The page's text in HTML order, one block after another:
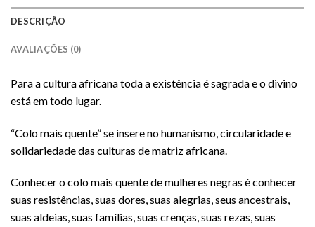
DESCRIÇÃO
AVALIAÇÕES (0)
Para a cultura africana toda a existência é sagrada e o divino
está em todo lugar.
“Colo mais quente” se insere no humanismo, circularidade e
solidariedade das culturas de matriz africana.
Conhecer o colo mais quente de mulheres negras é conhecer
suas resistências, suas dores, suas alegrias, seus ancestrais,
suas aldeias, suas famílias, suas crenças, suas rezas, suas